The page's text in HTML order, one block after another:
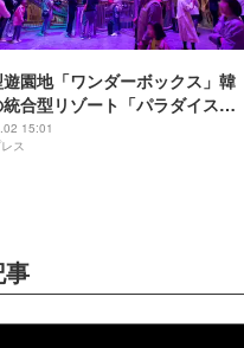
園地「ワンダーボックス」韓
合型リゾート「パラダイスシ
誕生
15:01
ス
事